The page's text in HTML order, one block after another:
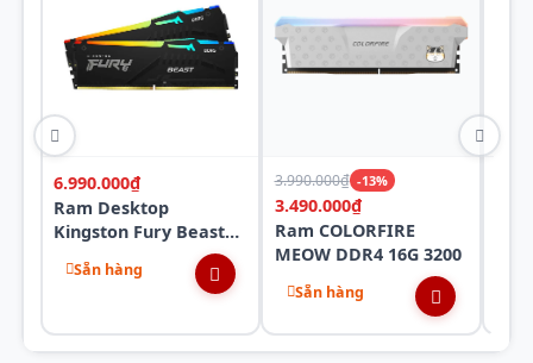
6.990.000₫
Ram Desktop
Kingston Fury Beast
RGB (KF560C40BBAK2-
16) 16GB (2x 8GB)
Sẵn hàng
3.990.000₫ -13%
3.490.000₫
Ram COLORFIRE
MEOW DDR4 16G 3200
Sẵn hàng